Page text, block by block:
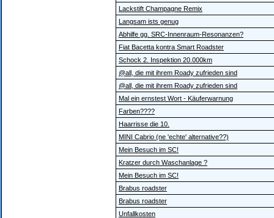
Lackstift Champagne Remix
Langsam ists genug
Abhilfe gg. SRC-Innenraum-Resonanzen?
Fiat Bacetta kontra Smart Roadster
Schock 2. Inspektion 20.000km
@all, die mit ihrem Roady zufrieden sind
@all, die mit ihrem Roady zufrieden sind
Mal ein ernstest Wort - Käuferwarnung
Farben????
Haarrisse die 10.
MINI Cabrio (ne 'echte' alternative??)
Mein Besuch im SC!
Kratzer durch Waschanlage ?
Mein Besuch im SC!
Brabus roadster
Brabus roadster
Unfallkosten